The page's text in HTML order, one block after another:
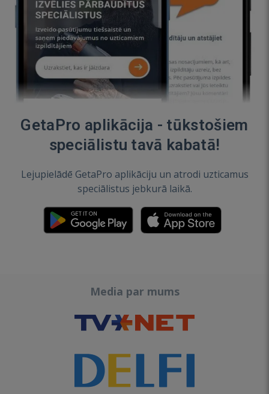
GetaPro aplikācija - tūkstošiem
speciālistu tavā kabatā!
Lejupielādē GetaPro aplikāciju un atrodi uzticamus
speciālistus jebkurā laikā.
Media par mums